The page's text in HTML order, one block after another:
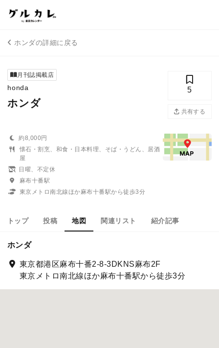
ホンダの詳細に戻る
月刊誌掲載店
honda
ホンダ
5
共有する
約8,000円
懐石・割烹、和食・日本料理、そば・うどん、居酒
屋
日曜、不定休
麻布十番駅
東京メトロ南北線ほか麻布十番駅から徒歩3分
トップ 投稿 地図 関連リスト 紹介記事
ホンダ
東京都港区麻布十番2-8-3DKNS麻布2F
東京メトロ南北線ほか麻布十番駅から徒歩3分